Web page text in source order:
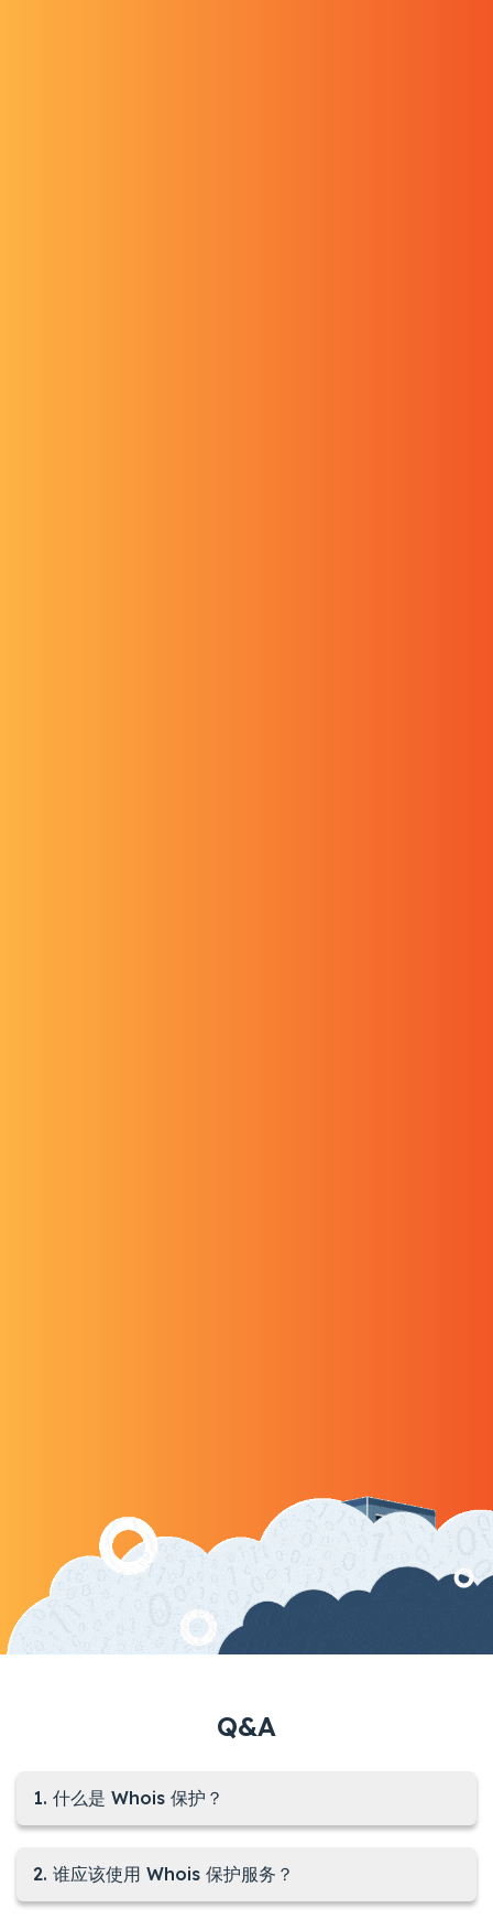
Q&A
1. 什么是 Whois 保护？
2. 谁应该使用 Whois 保护服务？